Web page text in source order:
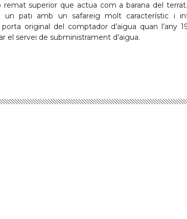
remat superior que actua com a barana del
un pati amb un safareig molt característic i
porta original del comptador d’aigua quan l’any
el servei de subministrament d’aigua.